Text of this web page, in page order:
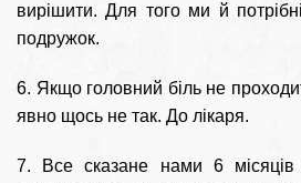
вирішити. Для того ми й
подружок.
6. Якщо головний біль не
явно щось не так. До лікаря.
7. Все сказане нами 6